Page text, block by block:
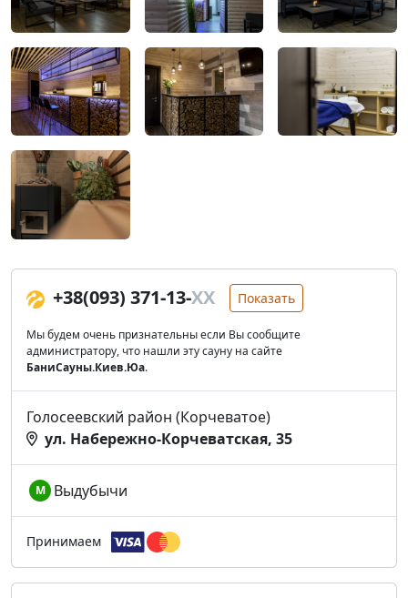
+38(093) 371-13-XX Показать
Мы будем очень признательны если Вы сообщите
администратору, что нашли эту сауну на сайте
БаниСауны.Киев.Юа.
Голосеевский район (Корчеватое)
ул. Набережно-Корчеватская, 35
М Выдубычи
Принимаем